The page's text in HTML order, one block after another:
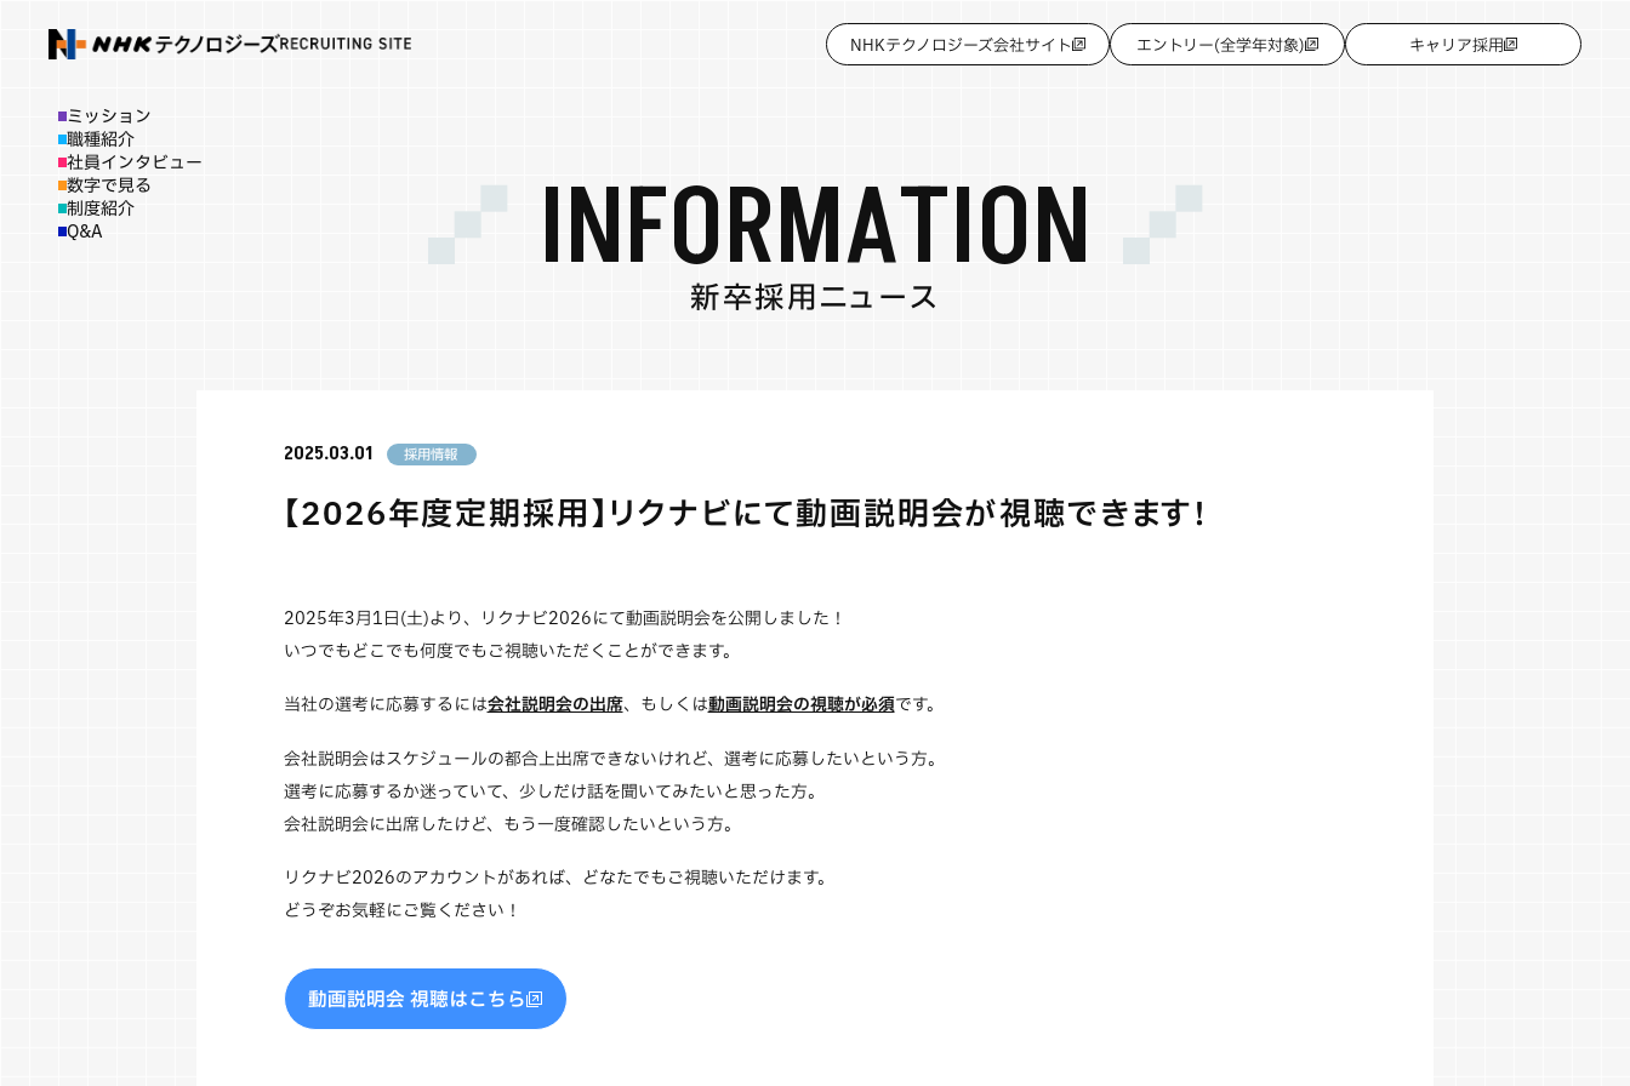
NHKテクノロジーズ会社サイト エントリー(全学年対象) キャリア採用
ミッション
職種紹介
社員インタビュー
数字で見る
制度紹介
Q&A
INFORMATION
新卒採 用 ニュ ー ス
2025.03.01 採用情報
【2026年度定期採用】リクナビにて動画説明会が視聴できます！
2025年3月1日(土)より、リクナビ2026にて動画説明会を公開しました！
いつでもどこでも何度でもご視聴いただくことができます。
当社の選考に応募するには会社説明会の出席、もしくは動画説明会の視聴が必須です。
会社説明会はスケジュールの都合上出席できないけれど、選考に応募したいという方。
選考に応募するか迷っていて、少しだけ話を聞いてみたいと思った方。
会社説明会に出席したけど、もう一度確認したいという方。
リクナビ2026のアカウントがあれば、どなたでもご視聴いただけます。
どうぞお気軽にご覧ください！
動画説明会 視聴はこちら